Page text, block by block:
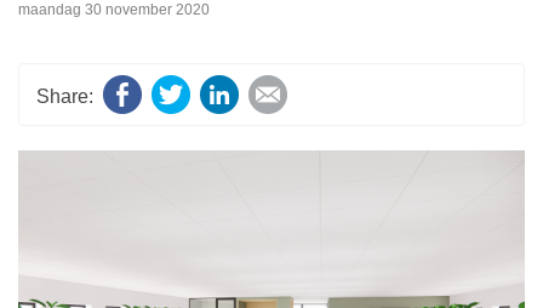
maandag 30 november 2020
Facebook
Twitter LinkedIn